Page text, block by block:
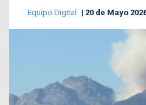
Equipo Digital 20 de Mayo